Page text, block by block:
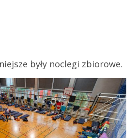
były noclegi zbiorowe.